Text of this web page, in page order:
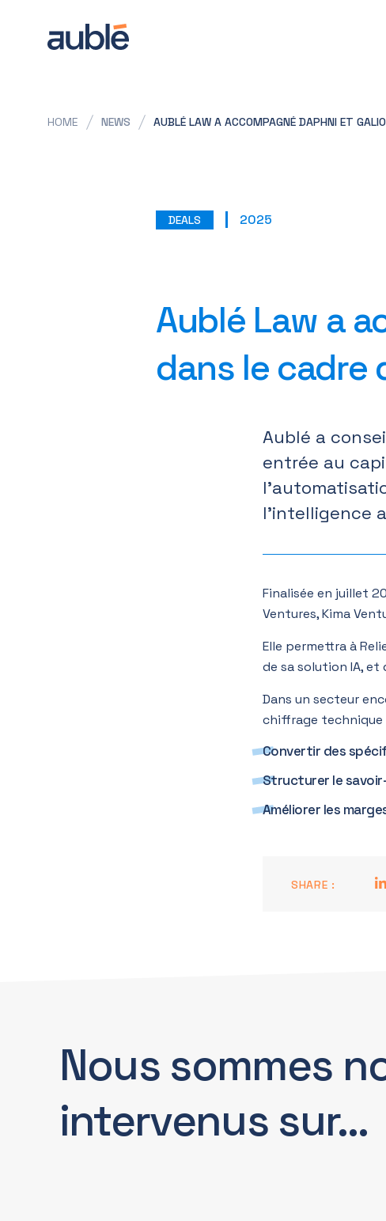
HOME NEWS AUBLÉ LAW A ACCOMPAGNÉ DAPHNI ET
DEALS 2025
Aublé Law a
dans le cadre
Aublé a
entrée au
l’intelligence
Finalisée en juillet
Ventures, Kima
Elle permettra à
de sa solution IA, et
Dans un secteur
chiffrage technique
Convertir des
Structurer le
Améliorer les
SHARE :
Nous sommes
intervenus sur…